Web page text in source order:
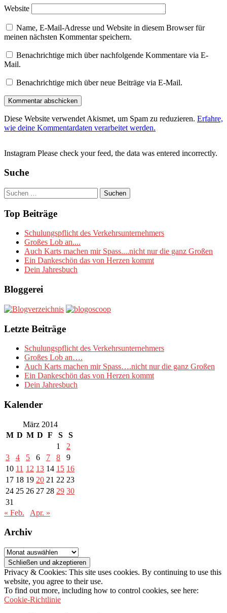
Website
Name, E-Mail-Adresse und Website in diesem Browser für
meinen nächsten Kommentar speichern.
Benachrichtige mich über nachfolgende Kommentare via E-
Mail.
Benachrichtige mich über neue Beiträge via E-Mail.
Diese Website verwendet Akismet, um Spam zu reduzieren. Erfahre,
wie deine Kommentardaten verarbeitet werden.
Instagram Please check your feed, the data was entered incorrectly.
Suche
Suchen
nach:
Top Beiträge
Schulungspflicht des Verkehrsunternehmers
Großes Lob an....
Auch Karts machen mir Spass....nicht nur die ganz Großen
Ein Dankeschön das von Herzen kommt
Dein Jahresbuch
Bloggerei
Letzte Beiträge
Schulungspflicht des Verkehrsunternehmers
Großes Lob an….
Auch Karts machen mir Spass….nicht nur die ganz Großen
Ein Dankeschön das von Herzen kommt
Dein Jahresbuch
Kalender
März 2014
M D M D F S
S
1
2
3
4 5 6 7 8
9
10 11 12 13 14 15 16
17 18 19 20 21 22 23
24 25 26 27 28 29 30
31
« Feb.
Apr. »
Archiv
Archiv
Privacy & Cookies: This site uses cookies. By continuing to use this
website, you agree to their use.
To find out more, including how to control cookies, see here:
Cookie-Richtlinie